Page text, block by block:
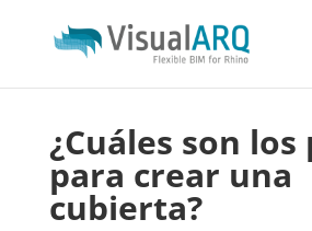
¿Cuáles son los
para crear una
cubierta?